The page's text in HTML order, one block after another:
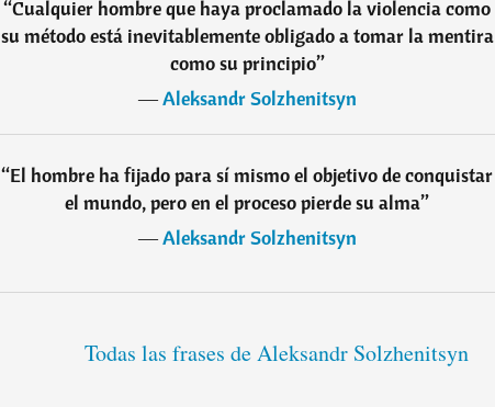
“Cualquier hombre que haya proclamado la violencia como
su método está inevitablemente obligado a tomar la mentira
como su principio”
―Aleksandr Solzhenitsyn
“El hombre ha fijado para sí mismo el objetivo de conquistar
el mundo, pero en el proceso pierde su alma”
―Aleksandr Solzhenitsyn
Todas las frases de Aleksandr Solzhenitsyn